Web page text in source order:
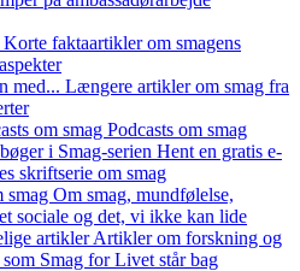
Korte faktaartikler om smagens
med... Længere artikler om smag fra
om smag Podcasts om smag
i Smag-serien Hent en gratis e-
skriftserie om smag
smag Om smag, mundfølelse,
sociale og det, vi ikke kan lide
artiklerArtikler om forskning og
Smag for Livet står bag